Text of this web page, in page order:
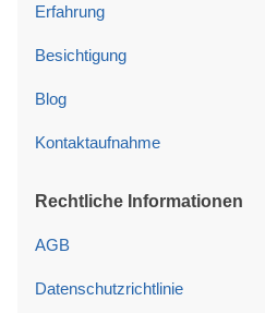
Erfahrung
Besichtigung
Blog
Kontaktaufnahme
Rechtliche Informationen
AGB
Datenschutzrichtlinie